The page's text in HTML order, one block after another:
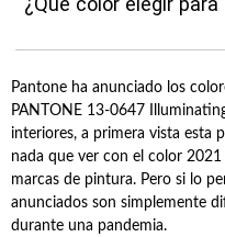
Pantone ha anunciado los
PANTONE 13-0647
interiores, a primera vista esta
nada que ver con el color
marcas de pintura. Pero si lo
anunciados son simplemente
durante una pandemia.